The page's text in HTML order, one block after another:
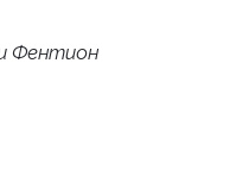
Фентион